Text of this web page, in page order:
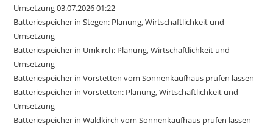
Umsetzung 03.07.2026 01:22
Batteriespeicher in Stegen: Planung, Wirtschaftlichkeit und
Umsetzung
Batteriespeicher in Umkirch: Planung, Wirtschaftlichkeit und
Umsetzung
Batteriespeicher in Vörstetten vom Sonnenkaufhaus prüfen lassen
Batteriespeicher in Vörstetten: Planung, Wirtschaftlichkeit und
Umsetzung
Batteriespeicher in Waldkirch vom Sonnenkaufhaus prüfen lassen